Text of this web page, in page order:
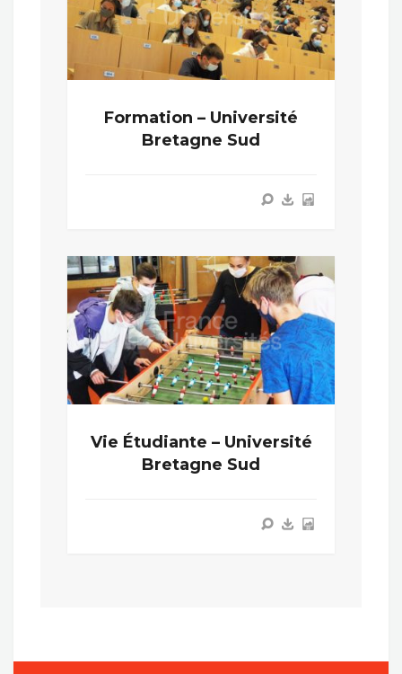
Formation – Université
Bretagne Sud
Vie Étudiante – Université
Bretagne Sud